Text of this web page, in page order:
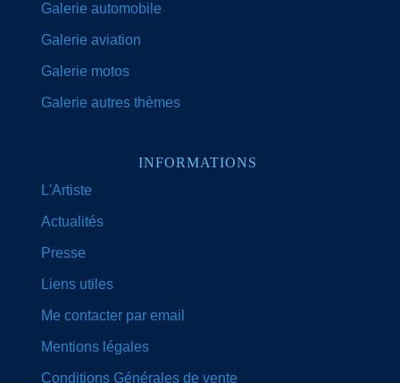
Galerie automobile
Galerie aviation
Galerie motos
Galerie autres thèmes
INFORMATIONS
L'Artiste
Actualités
Presse
Liens utiles
Me contacter par email
Mentions légales
Conditions Générales de vente